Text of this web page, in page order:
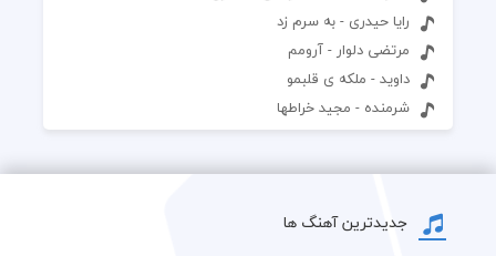
رایا حیدری - به سرم زد
مرتضی دلوار - آرومم
داوید - ملکه ی قلبمو
شرمنده - مجید خراطها
جدیدترین آهنگ ها